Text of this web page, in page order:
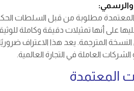
والرسمي:
المعتمدة مطلوبة من قبل السلطات
على أنها تمثيلات دقيقة وكاملة
النسخة المترجمة. يعد هذا الاعتراف
الشركات العاملة في التجارة العالمية.
المعتمدة